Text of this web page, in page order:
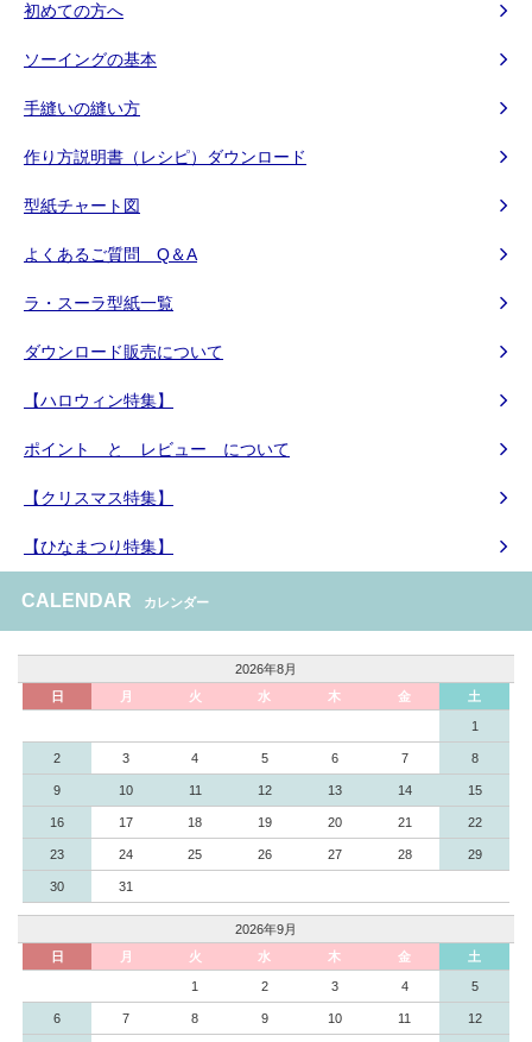
初めての方へ
ソーイングの基本
手縫いの縫い方
作り方説明書（レシピ）ダウンロード
型紙チャート図
よくあるご質問 Q＆A
ラ・スーラ型紙一覧
ダウンロード販売について
【ハロウィン特集】
ポイント と レビュー について
【クリスマス特集】
【ひなまつり特集】
CALENDAR カレンダー
2026年8月
日
月 火 水 木 金 土
1
2 3 4 5 6 7 8
9 10 11 12 13 14 15
16 17 18 19 20 21 22
23 24 25 26 27 28 29
30 31
2026年9月
日
月 火 水 木 金 土
1 2 3 4 5
6 7 8 9 10 11 12